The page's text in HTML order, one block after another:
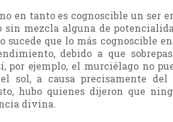
en tanto es cognoscible un ser
sin mezcla alguna de
sucede que lo más cognoscible
debido a que
por ejemplo, el murciélago no
sol, a causa precisamente del
hubo quienes dijeron que
divina.